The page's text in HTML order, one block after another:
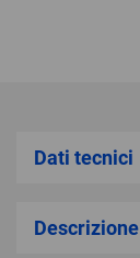
Dati tecnici
Descrizione